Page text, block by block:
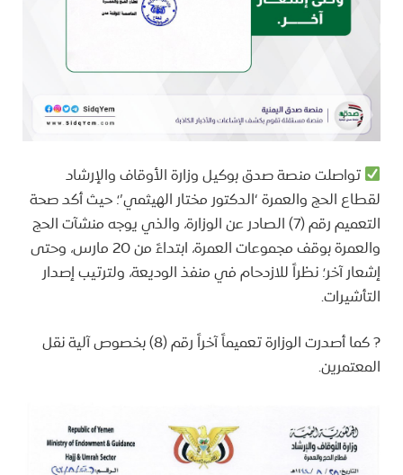
تواصلت منصة صدق بوكيل وزارة الأوقاف والإرشاد
لقطاع الحج والعمرة ‘الدكتور مختار الهيثمي’؛ حيث أكد صحة
التعميم رقم (7) الصادر عن الوزارة، والذي يوجه منشآت الحج
والعمرة بوقف مجموعات العمرة، ابتداءً من 20 مارس، وحتى
إشعار آخر؛ نظراً للازدحام في منفذ الوديعة، ولترتيب إصدار
التأشيرات.
? كما أصدرت الوزارة تعميماً آخراً رقم (8) بخصوص آلية نقل
المعتمرين.